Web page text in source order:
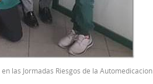
las Jormadas Riesgos de la Automedicacion